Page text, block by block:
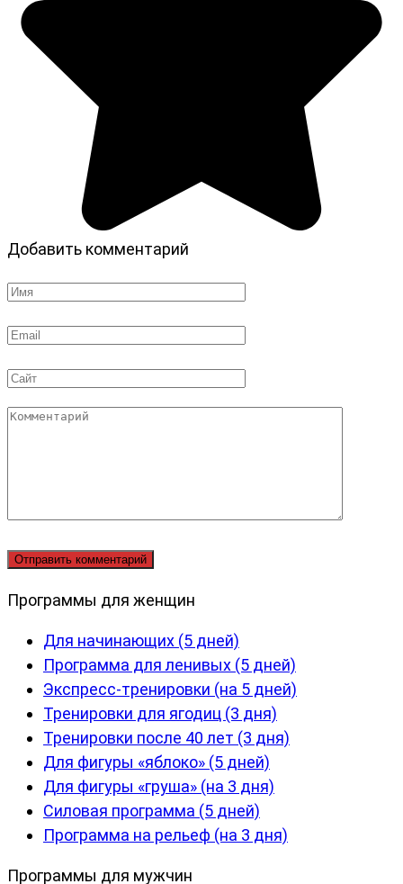
Добавить комментарий
Имя
Email
Сайт
Комментарий
Программы для женщин
Для начинающих (5 дней)
Программа для ленивых (5 дней)
Экспресс-тренировки (на 5 дней)
Тренировки для ягодиц (3 дня)
Тренировки после 40 лет (3 дня)
Для фигуры «яблоко» (5 дней)
Для фигуры «груша» (на 3 дня)
Силовая программа (5 дней)
Программа на рельеф (на 3 дня)
Программы для мужчин